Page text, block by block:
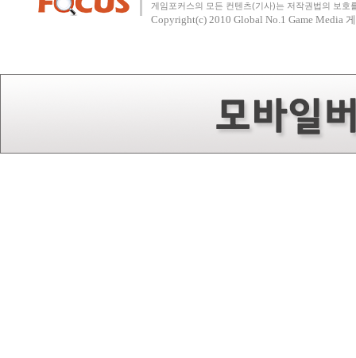
게임포커스의 모든 컨텐츠(기사)는 저작권법의 보
Copyright(c) 2010 Global No.1 Game Media